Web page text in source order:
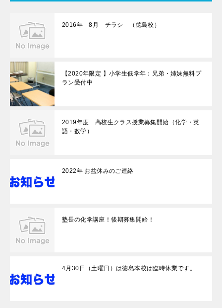
2016年 8月 チラシ （徳島校）
【2020年限定 】小学生低学年：兄弟・姉妹無料プ
ラン受付中
2019年度 高校生クラス授業募集開始（化学・英
語・数学）
2022年 お盆休みのご連絡
塾長の化学講座！後期募集開始！
4月30日（土曜日）は徳島本校は臨時休業です。